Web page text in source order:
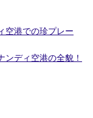
空港での珍プレー
ディ空港の全貌！